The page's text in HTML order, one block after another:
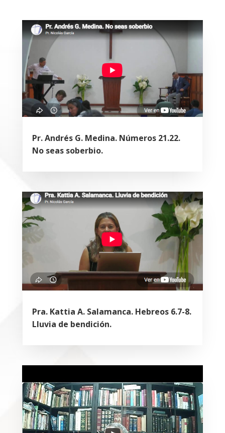
Pr. Andrés G. Medina. Números 21.22.
No seas soberbio.
Pra. Kattia A. Salamanca. Hebreos 6.7-8.
Lluvia de bendición.